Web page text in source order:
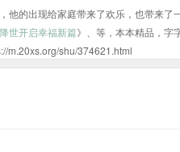
的出现给家庭带来了欢乐，也带来了
世开启幸福新篇》、等，本本精品，字
m.20xs.org/shu/374621.html